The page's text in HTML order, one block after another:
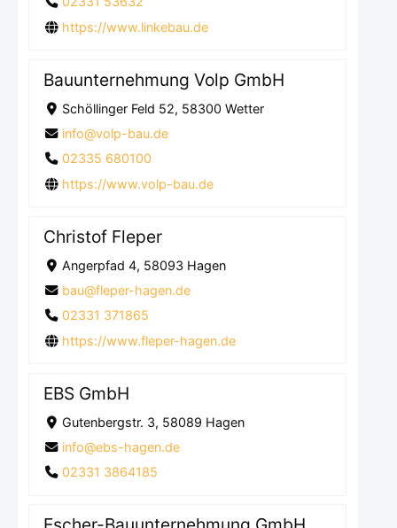
https://www.linkebau.de
Bauunternehmung Volp GmbH
Schöllinger Feld 52, 58300 Wetter
info@volp-bau.de
02335 680100
https://www.volp-bau.de
Christof Fleper
Angerpfad 4, 58093 Hagen
bau@fleper-hagen.de
02331 371865
https://www.fleper-hagen.de
EBS GmbH
Gutenbergstr. 3, 58089 Hagen
info@ebs-hagen.de
02331 3864185